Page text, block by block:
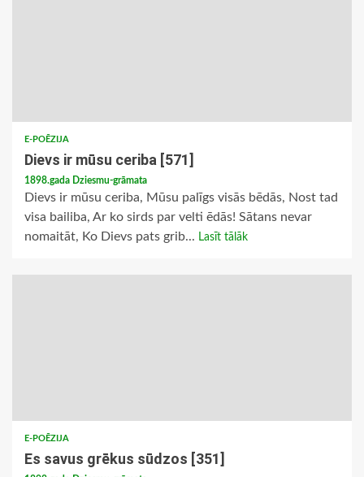
E-POĒZIJA
Dievs ir mūsu ceriba [571]
1898.gada Dziesmu-grāmata
Dievs ir mūsu ceriba, Mūsu palīgs visās bēdās, Nost tad
visa bailiba, Ar ko sirds par velti ēdās! Sātans nevar
nomaitāt, Ko Dievs pats grib... Lasīt tālāk
E-POĒZIJA
Es savus grēkus sūdzos [351]